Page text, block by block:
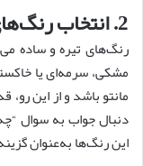
2. انتخاب رنگ‌های تیره و ساده
رنگ‌های تیره و ساده
مشکی، سرمه‌ای یا
مانتو باشد و از این
دنبال جواب به سوال
این رنگ‌ها به‌عنوان